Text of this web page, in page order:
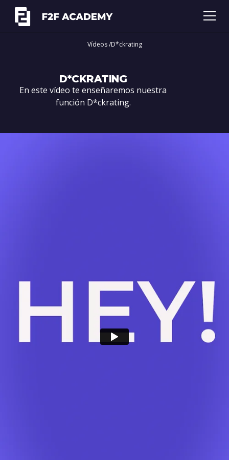
Vídeos /D*ckrating
D*CKRATING
En este vídeo te enseñaremos nuestra
función D*ckrating.